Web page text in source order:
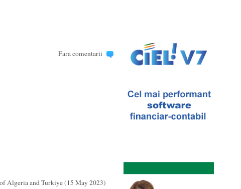
Fara comentarii
Algeria and Turkiye (15 May 2023)